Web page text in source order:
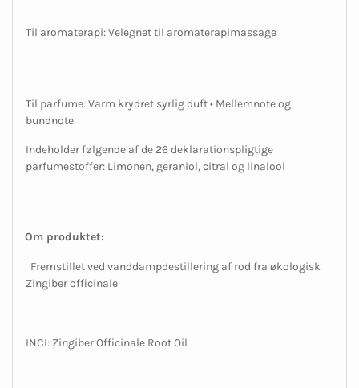
Til aromaterapi: Velegnet til aromaterapimassage
Til parfume: Varm krydret syrlig duft • Mellemnote og
bundnote
Indeholder følgende af de 26 deklarationspligtige
parfumestoffer: Limonen, geraniol, citral og linalool
Om produktet:
Fremstillet ved vanddampdestillering af rod fra økologisk
Zingiber officinale
INCI: Zingiber Officinale Root Oil